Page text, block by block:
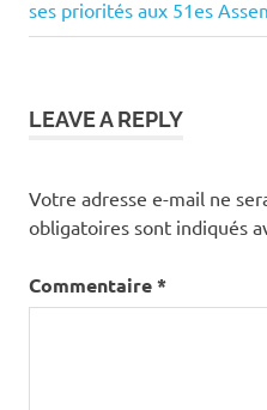
Post:
ses priorités aux 51es
LEAVE A REPLY
Votre adresse e-mail ne
obligatoires sont indiqués
Commentaire*